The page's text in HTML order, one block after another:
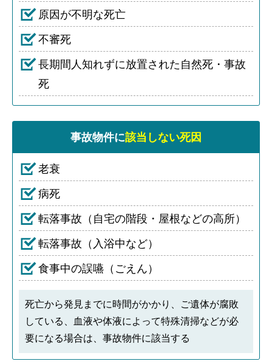
原因が不明な死亡
不審死
長期間人知れずに放置された自然死・事故
死
事故物件に該当しない死因
老衰
病死
転落事故（自宅の階段・屋根などの高所）
転落事故（入浴中など）
食事中の誤嚥（ごえん）
死亡から発見までに時間がかかり、ご遺体が腐敗
している、血液や体液によって特殊清掃などが必
要になる場合は、事故物件に該当する